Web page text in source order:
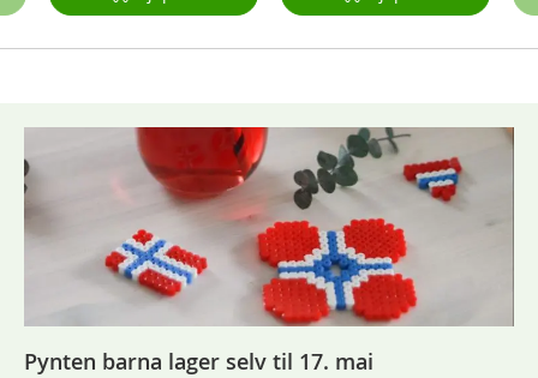
Pynten barna lager selv til 17. mai